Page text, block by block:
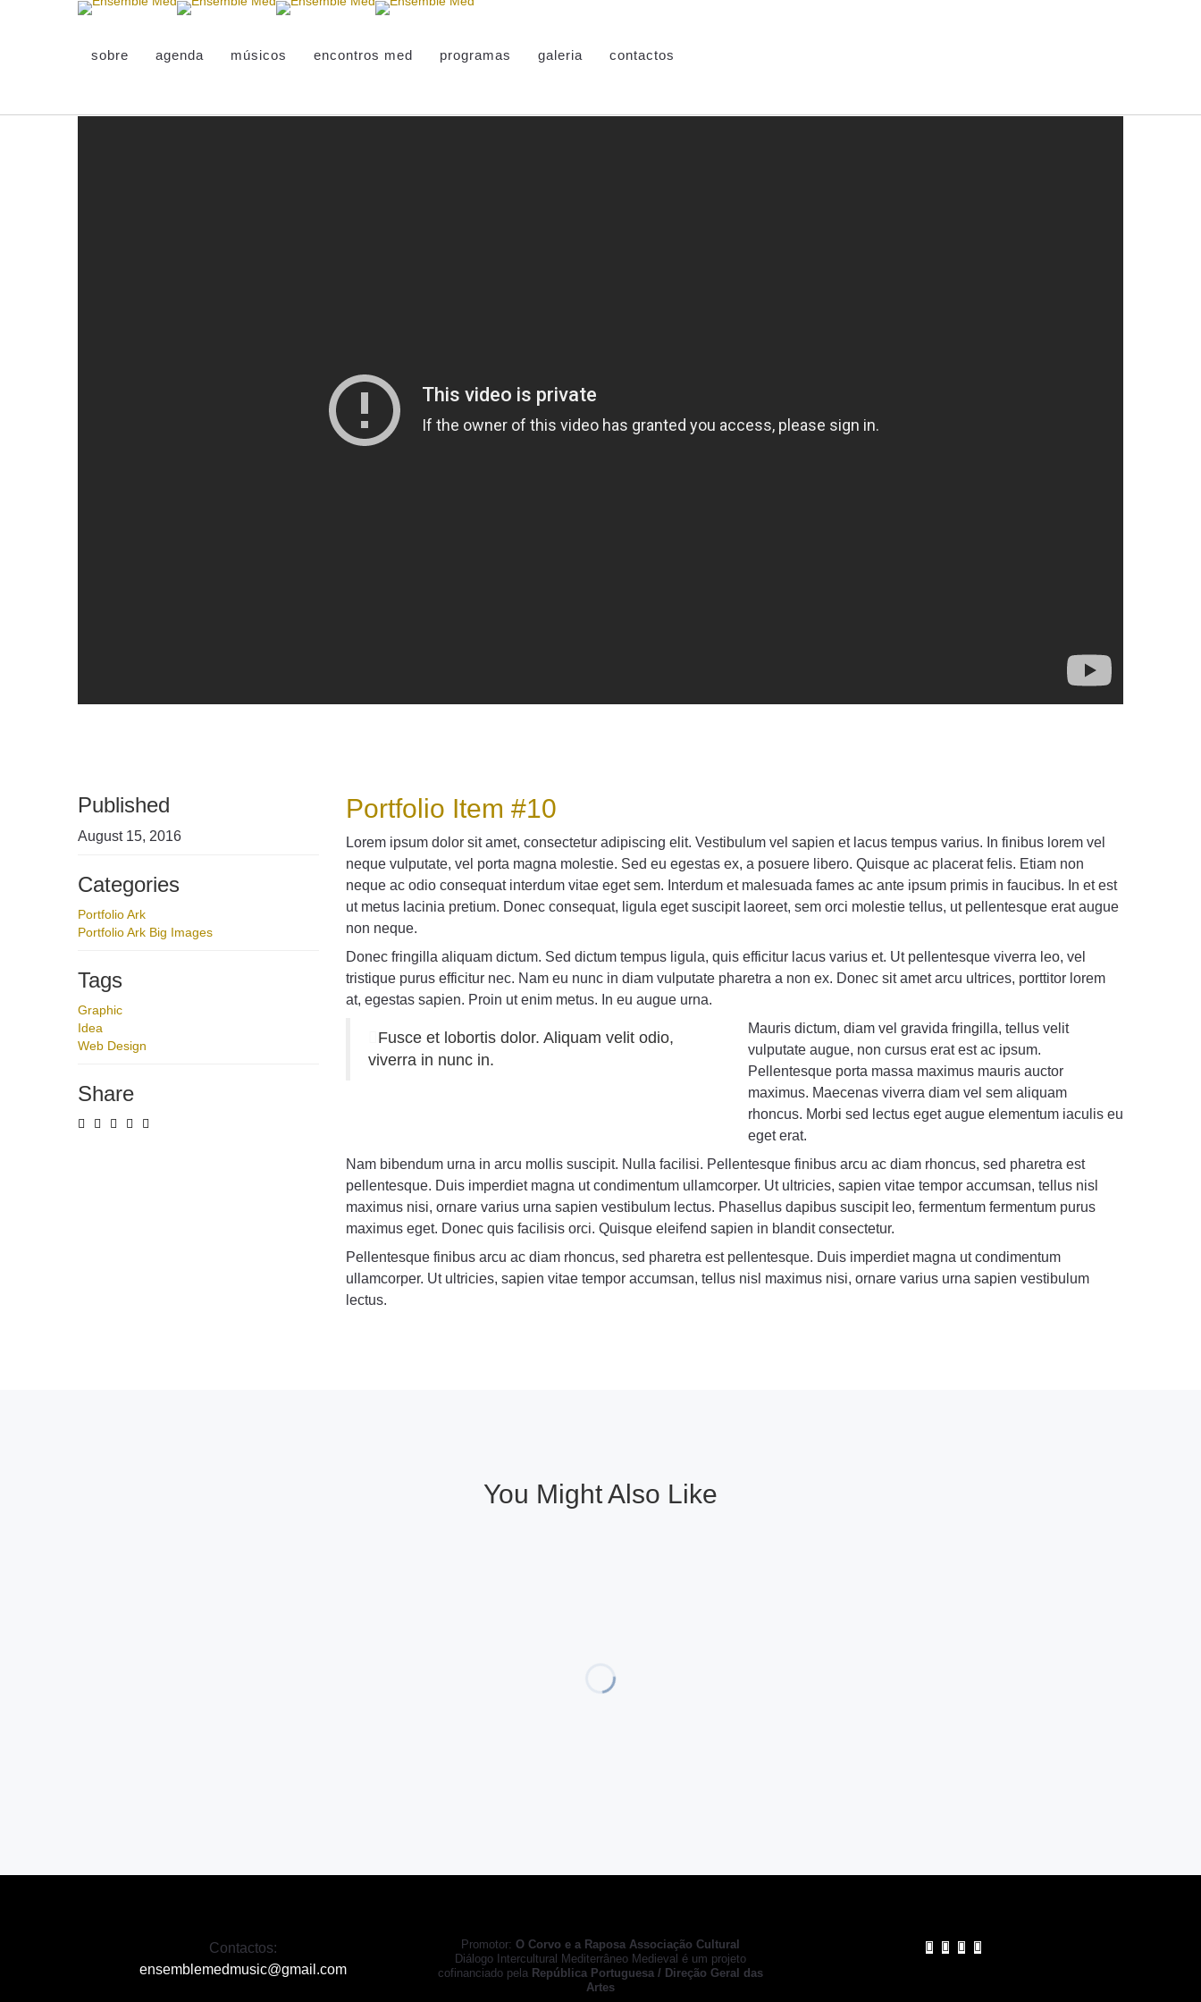
sobre agenda músicos encontros med programas galeria contactos
Portfolio Item #10
Lorem ipsum dolor sit amet, consectetur adipiscing elit. Vestibulum vel sapien et lacus tempus varius. In finibus lorem vel
neque vulputate, vel porta magna molestie. Sed eu egestas ex, a posuere libero. Quisque ac placerat felis. Etiam non
neque ac odio consequat interdum vitae eget sem. Interdum et malesuada fames ac ante ipsum primis in faucibus. In et est
ut metus lacinia pretium. Donec consequat, ligula eget suscipit laoreet, sem orci molestie tellus, ut pellentesque erat augue
non neque.
Donec fringilla aliquam dictum. Sed dictum tempus ligula, quis efficitur lacus varius et. Ut pellentesque viverra leo, vel
tristique purus efficitur nec. Nam eu nunc in diam vulputate pharetra a non ex. Donec sit amet arcu ultrices, porttitor lorem
at, egestas sapien. Proin ut enim metus. In eu augue urna.
Fusce et lobortis dolor. Aliquam velit odio,
viverra in nunc in.
Mauris dictum, diam vel gravida fringilla, tellus velit
vulputate augue, non cursus erat est ac ipsum.
Pellentesque porta massa maximus mauris auctor
maximus. Maecenas viverra diam vel sem aliquam
rhoncus. Morbi sed lectus eget augue elementum iaculis eu
eget erat.
Nam bibendum urna in arcu mollis suscipit. Nulla facilisi. Pellentesque finibus arcu ac diam rhoncus, sed pharetra est
pellentesque. Duis imperdiet magna ut condimentum ullamcorper. Ut ultricies, sapien vitae tempor accumsan, tellus nisl
maximus nisi, ornare varius urna sapien vestibulum lectus. Phasellus dapibus suscipit leo, fermentum fermentum purus
maximus eget. Donec quis facilisis orci. Quisque eleifend sapien in blandit consectetur.
Pellentesque finibus arcu ac diam rhoncus, sed pharetra est pellentesque. Duis imperdiet magna ut condimentum
ullamcorper. Ut ultricies, sapien vitae tempor accumsan, tellus nisl maximus nisi, ornare varius urna sapien vestibulum
lectus.
Published
August 15, 2016
Categories
Portfolio Ark
Portfolio Ark Big Images
Tags
Graphic
Idea
Web Design
Share
You Might Also Like
Contactos:
ensemblemedmusic@gmail.com
Promotor: O Corvo e a Raposa Associação Cultural
Diálogo Intercultural Mediterrâneo Medieval é um projeto
cofinanciado pela República Portuguesa / Direção Geral das
Artes